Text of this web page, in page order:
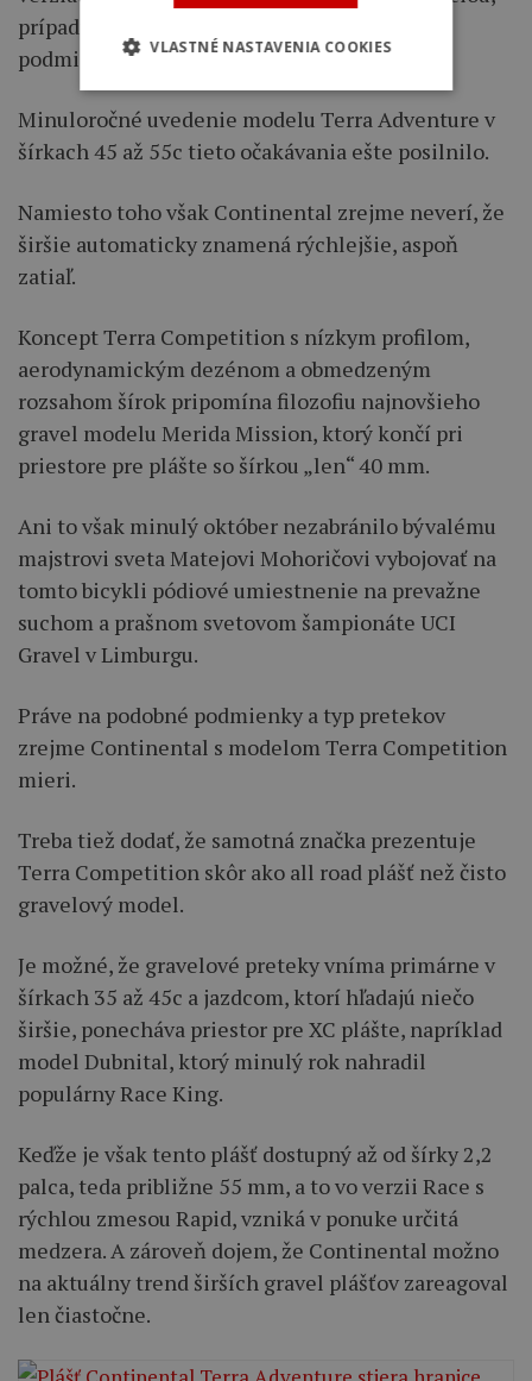
prípadne s agresívnejším dezénom pre rôzne
podmienky.
Minuloročné uvedenie modelu Terra Adventure v
šírkach 45 až 55c tieto očakávania ešte posilnilo.
Namiesto toho však Continental zrejme neverí, že
širšie automaticky znamená rýchlejšie, aspoň
zatiaľ.
Koncept Terra Competition s nízkym profilom,
aerodynamickým dezénom a obmedzeným
rozsahom šírok pripomína filozofiu najnovšieho
gravel modelu Merida Mission, ktorý končí pri
priestore pre plášte so šírkou „len“ 40 mm.
Ani to však minulý október nezabránilo bývalému
majstrovi sveta Matejovi Mohoričovi vybojovať na
tomto bicykli pódiové umiestnenie na prevažne
suchom a prašnom svetovom šampionáte UCI
Gravel v Limburgu.
Práve na podobné podmienky a typ pretekov
zrejme Continental s modelom Terra Competition
mieri.
Treba tiež dodať, že samotná značka prezentuje
Terra Competition skôr ako all road plášť než čisto
gravelový model.
Je možné, že gravelové preteky vníma primárne v
šírkach 35 až 45c a jazdcom, ktorí hľadajú niečo
širšie, ponecháva priestor pre XC plášte, napríklad
model Dubnital, ktorý minulý rok nahradil
populárny Race King.
Keďže je však tento plášť dostupný až od šírky 2,2
palca, teda približne 55 mm, a to vo verzii Race s
rýchlou zmesou Rapid, vzniká v ponuke určitá
medzera. A zároveň dojem, že Continental možno
na aktuálny trend širších gravel plášťov zareagoval
len čiastočne.
VLASTNÉ NASTAVENIA COOKIES